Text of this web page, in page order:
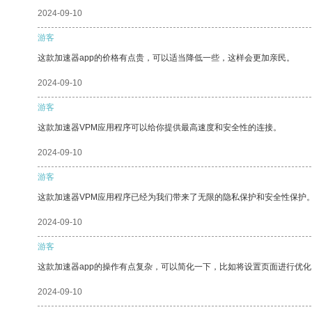
2024-09-10
游客
这款加速器app的价格有点贵，可以适当降低一些，这样会更加亲民。
2024-09-10
游客
这款加速器VPM应用程序可以给你提供最高速度和安全性的连接。
2024-09-10
游客
这款加速器VPM应用程序已经为我们带来了无限的隐私保护和安全性保护
2024-09-10
游客
这款加速器app的操作有点复杂，可以简化一下，比如将设置页面进行优
2024-09-10